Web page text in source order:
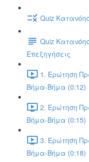
Quiz
Quiz
Επεξηγήσεις
1. Ερώτηση
Βήμα-Βήμα (0:12)
2. Ερώτηση
Βήμα-Βήμα (0:15)
3. Ερώτηση
Βήμα-Βήμα (0:18)